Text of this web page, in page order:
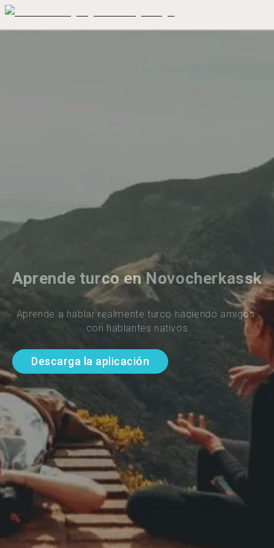
Aprende turco en Novocherkassk
Aprende a hablar realmente turco haciendo amigos
con hablantes nativos
Descarga la aplicación